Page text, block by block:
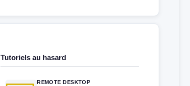
Tutoriels au hasard
REMOTE DESKTOP